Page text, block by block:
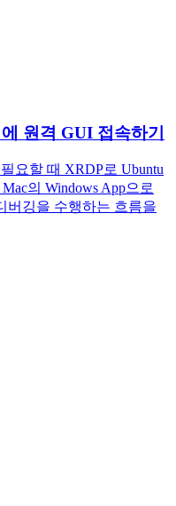
원격 GUI 접속하기
요할 때 XRDP로 Ubuntu
의 Windows App으로
버깅을 수행하는 흐름을